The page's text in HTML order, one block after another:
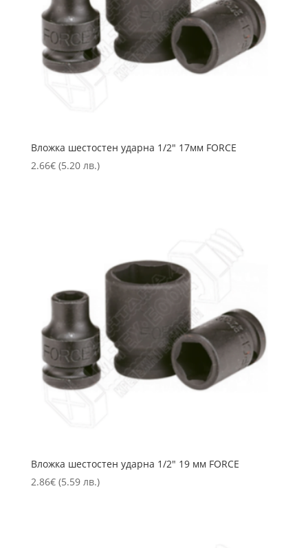
Вложка шестостен ударна 1/2″ 17мм FORCE
2.66€ (5.20 лв.)
Вложка шестостен ударна 1/2″ 19 мм FORCE
2.86€ (5.59 лв.)